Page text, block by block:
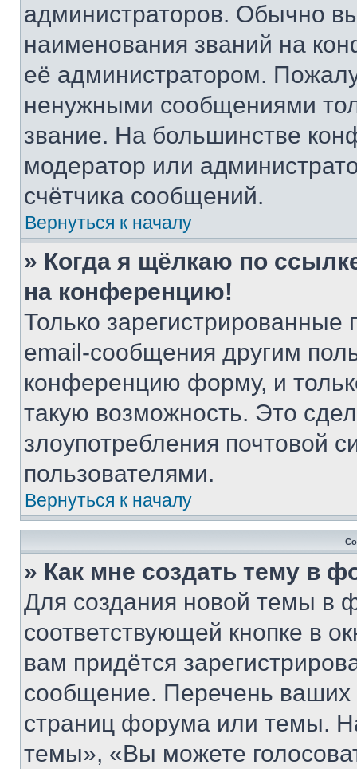
администраторов. Обычно
наименования званий на
её администратором.
ненужными сообщениями
звание. На большинстве
модератор или
счётчика сообщений.
Вернуться к началу
» Когда я щёлкаю по
на конференцию!
Только зарегистрированные
email-сообщения другим
конференцию форму, и
такую возможность. Это
злоупотребления почтовой
пользователями.
Вернуться к началу
» Как мне создать тему в
Для создания новой темы в
соответствующей кнопке в
вам придётся
сообщение. Перечень ваших
страниц форума или темы.
темы», «Вы можете